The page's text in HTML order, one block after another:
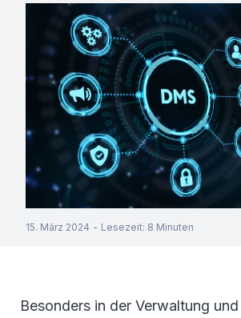
15. März 2024 - Lesezeit: 8 Minuten
Besonders in der Verwaltung und